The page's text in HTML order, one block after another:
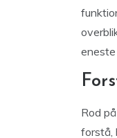
eneste
Rod
forstå,